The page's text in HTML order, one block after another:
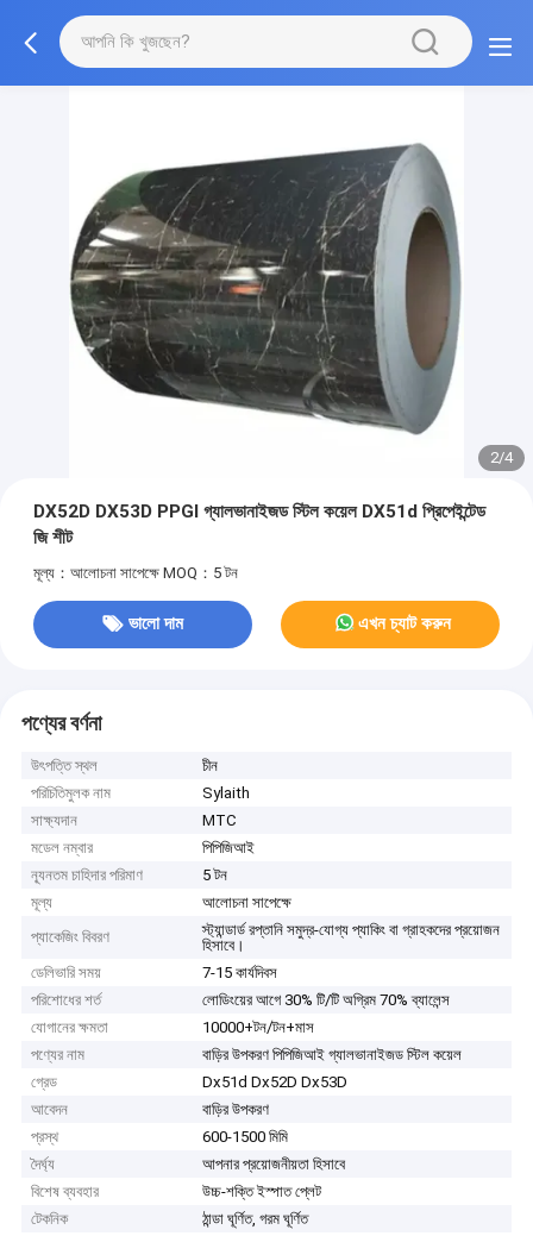
2/4
DX52D DX53D PPGI গ্যালভানাইজড স্টিল কয়েল DX51d প্রিপেইন্টেড
জি শীট
মূল্য：আলোচনা সাপেক্ষে MOQ：5 টন
ভালো দাম এখন চ্যাট করুন
পণ্যের বর্ণনা
উৎপত্তি স্থল
চীন
পরিচিতিমুলক নাম
Sylaith
সাক্ষ্যদান
MTC
মডেল নম্বার
পিপিজিআই
ন্যূনতম চাহিদার পরিমাণ
5 টন
মূল্য
আলোচনা সাপেক্ষে
প্যাকেজিং বিবরণ
স্ট্যান্ডার্ড রপ্তানি সমুদ্র-যোগ্য প্যাকিং বা গ্রাহকদের প্রয়োজন
হিসাবে।
ডেলিভারি সময়
7-15 কার্যদিবস
পরিশোধের শর্ত
লোডিংয়ের আগে 30% টি/টি অগ্রিম 70% ব্যালেন্স
যোগানের ক্ষমতা
10000+টন/টন+মাস
পণ্যের নাম
বাড়ির উপকরণ পিপিজিআই গ্যালভানাইজড স্টিল কয়েল
গ্রেড
Dx51d Dx52D Dx53D
আবেদন
বাড়ির উপকরণ
প্রস্থ
600-1500 মিমি
দৈর্ঘ্য
আপনার প্রয়োজনীয়তা হিসাবে
বিশেষ ব্যবহার
উচ্চ-শক্তি ইস্পাত প্লেট
টেকনিক
ঠান্ডা ঘূর্ণিত, গরম ঘূর্ণিত